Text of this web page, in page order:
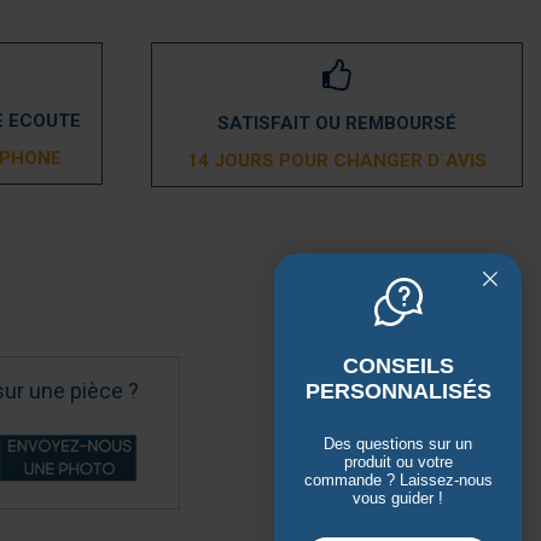
ECOUTE
SATISFAIT OU REMBOURSÉ
14 JOURS POUR CHANGER D´AVIS
une pièce ?
CONSEILS
PERSONNALISÉS
Des questions sur un
produit ou votre
commande ? Laissez-nous
vous guider !